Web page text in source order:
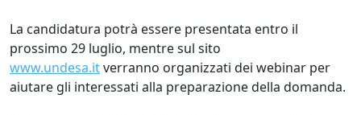
La candidatura potrà essere presentata entro il
prossimo 29 luglio, mentre sul sito
www.undesa.itverranno organizzati dei webinar per
aiutare gli interessati alla preparazione della domanda.